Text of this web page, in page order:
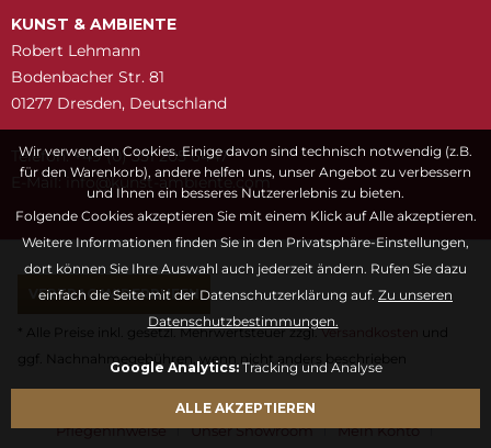
KUNST & AMBIENTE
Robert Lehmann
Bodenbacher Str. 81
01277 Dresden, Deutschland
Telefon: +49 (0) 351 205 6447
E-Mail:
moc.etneibma-t
snuk@ofni
VERTRAG WIDERRUFEN
* Alle Preise inkl. gesetzl. Mehrwertsteuer zzgl.Versandkosten
und
ggf. Nachnahmegebühren, wenn nicht anders beschrieben
Pflegehinweise
Unser Showroom Mein Konto
Wir verwenden Cookies. Einige davon sind technisch notwendig (z.B.
für den Warenkorb), andere helfen uns, unser Angebot zu verbessern
und Ihnen ein besseres Nutzererlebnis zu bieten.
Folgende Cookies akzeptieren Sie mit einem Klick auf Alle akzeptieren.
Weitere Informationen finden Sie in den Privatsphäre-Einstellungen,
dort können Sie Ihre Auswahl auch jederzeit ändern. Rufen Sie dazu
einfach die Seite mit der Datenschutzerklärung auf. Zu unseren
Datenschutzbestimmungen.
Google Analytics:Tracking und Analyse
ALLE AKZEPTIEREN